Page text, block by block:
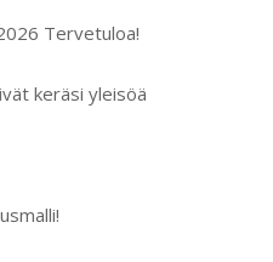
Tervetuloa!
keräsi yleisöä